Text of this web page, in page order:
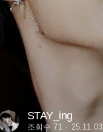
STAY_ing
조회수 71 25.11.03